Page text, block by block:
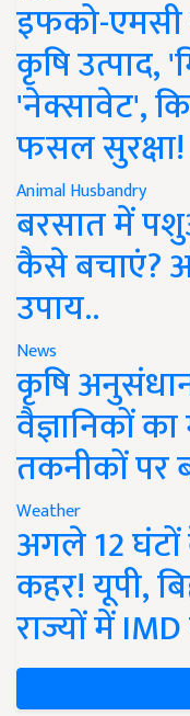
इफको-एमसी
कृषि उत्पाद,
'नेक्सावेट',
फसल सुरक्षा!
Animal Husbandry
बरसात में
कैसे बचाएं?
उपाय..
News
कृषि
वैज्ञानिकों
तकनीकों पर
Weather
अगले 12 घंटों
कहर! यूपी,
राज्यों में